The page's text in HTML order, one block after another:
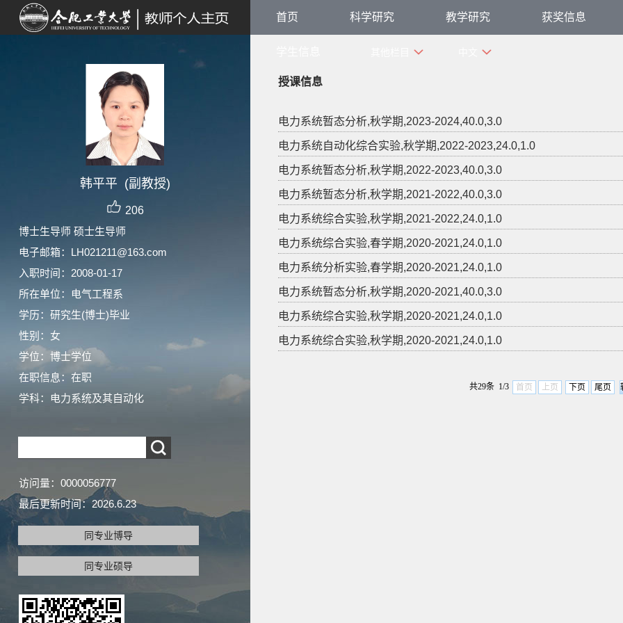
韩平平 (副教授)
206
博士生导师 硕士生导师
电子邮箱： LH021211@163.com
入职时间：2008-01-17
所在单位：电气工程系
学历：研究生(博士)毕业
性别：女
学位：博士学位
在职信息：在职
学科：电力系统及其自动化
访问量： 0000056777
最后更新时间： 2026.6.23
同专业博导
同专业硕导
首页 科学研究 教学研究 获奖信息
授课信息
电力系统暂态分析,秋学期,2023-2024,40.0,3.0
电力系统自动化综合实验,秋学期,2022-2023,24.0,1.0
电力系统暂态分析,秋学期,2022-2023,40.0,3.0
电力系统暂态分析,秋学期,2021-2022,40.0,3.0
电力系统综合实验,秋学期,2021-2022,24.0,1.0
电力系统综合实验,春学期,2020-2021,24.0,1.0
电力系统分析实验,春学期,2020-2021,24.0,1.0
电力系统暂态分析,秋学期,2020-2021,40.0,3.0
电力系统综合实验,秋学期,2020-2021,24.0,1.0
电力系统综合实验,秋学期,2020-2021,24.0,1.0
共29条 1/3 首页 上页 下页 尾页